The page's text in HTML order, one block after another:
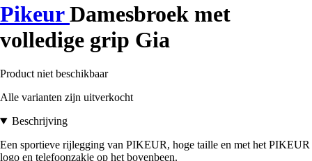
PikeurDamesbroek met
volledige grip Gia
Product niet beschikbaar
Alle varianten zijn uitverkocht
Beschrijving
Een sportieve rijlegging van PIKEUR, hoge taille en met het PIKEUR
logo en telefoonzakje op het bovenbeen.